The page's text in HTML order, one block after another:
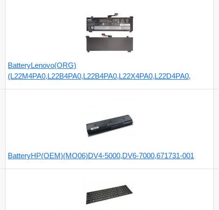
BatteryLenovo(ORG)
(L22M4PA0,L22B4PA0,L22B4PA0,L22X4PA0,L22D4PA0,
BatteryHP(OEM)(MO06)DV4-5000,DV6-7000,671731-001